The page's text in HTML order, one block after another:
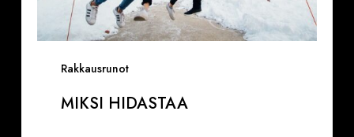
Rakkausrunot
MIKSI HIDASTAA